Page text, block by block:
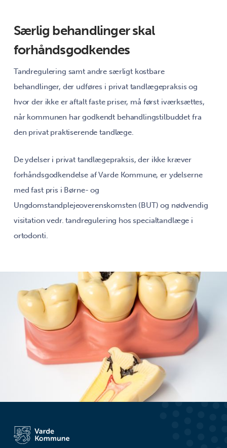
Særlig behandlinger skal
forhåndsgodkendes
Tandregulering samt andre særligt kostbare
behandlinger, der udføres i privat tandlægepraksis og
hvor der ikke er aftalt faste priser, må først iværksættes,
når kommunen har godkendt behandlingstilbuddet fra
den privat praktiserende tandlæge.
De ydelser i privat tandlægepraksis, der ikke kræver
forhåndsgodkendelse af Varde Kommune, er ydelserne
med fast pris i Børne- og
Ungdomstandplejeoverenskomsten (BUT) og nødvendig
visitation vedr. tandregulering hos specialtandlæge i
ortodonti.